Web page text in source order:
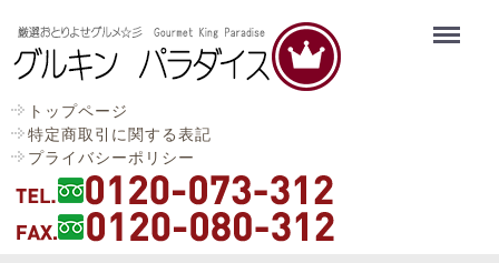
トップページ
特定商取引に関する表記
プライバシーポリシー